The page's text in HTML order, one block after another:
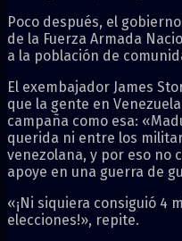
Poco después, el
de la Fuerza Armada
a la población de
El exembajador James
que la gente en
campaña como esa:
querida ni entre los
venezolana, y por eso no
apoye en una guerra de
«¡Ni siquiera consiguió 4
elecciones!», repite.